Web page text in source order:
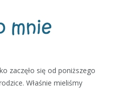
zaczęło się od poniższego
Właśnie mieliśmy